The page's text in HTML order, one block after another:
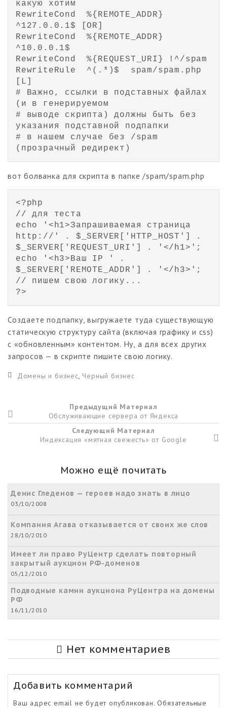
какую хотим
RewriteCond  %{REMOTE_ADDR}
^127.0.0.1$ [OR]
RewriteCond  %{REMOTE_ADDR}
^10.0.0.1$
RewriteCond  %{REQUEST_URI} !^/spam
RewriteRule  ^(.*)$  spam/spam.php
[L]
# Важно, ссылки в подставных файлах
(и в генерируемом
# выводе скрипта) должны быть без
указания подставной подпапки
# в нашем случае без /spam
(прозрачный редирект)
вот болванка для скрипта в папке /spam/spam.php
<?php
// для теста
echo '<h1>Запрашиваемая страница
http://' . $_SERVER['HTTP_HOST'] .
$_SERVER['REQUEST_URI'] . '</h1>';
echo '<h3>Ваш IP ' .
$_SERVER['REMOTE_ADDR'] . '</h3>';
// пишем свою логику...
?>
Создаете подпапку, выгружаете туда существующую
статическую структуру сайта (включая графику и css)
с «обновленным» контентом. Ну, а для всех других
запросов — в скрипте пишите свою логику.
Домены и бизнес Черный бизнес
Предыдущий Материал
Обслуживающие сервера от Яндекса
Следующий Материал
Индексация «мятная свежесть» от Google
Можно ещё почитать
Денис Гледенов — героев надо знать в лицо
03/10/2008
Компания Агава отказывается от своих же слов
28/10/2010
Имеет ли право РуЦентр сделать повторный
закрытый аукцион РФ-доменов
05/12/2010
Подводные камни аукциона РуЦентра на домены
РФ
16/11/2010
Нет комментариев
Добавить комментарий
Ваш адрес email не будет опубликован. Обязательные